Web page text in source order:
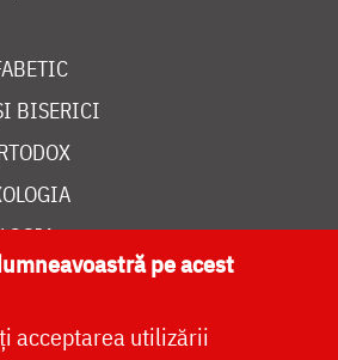
BISERICI
pe acest
acceptarea utilizării